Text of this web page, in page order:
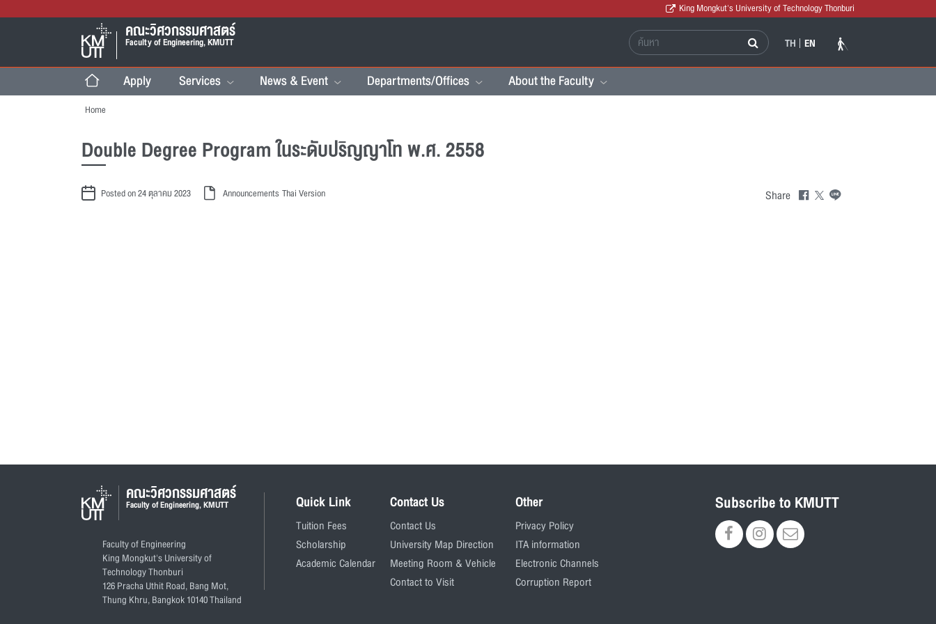
King Mongkut's University of Technology Thonburi
คณะวิศวกรรมศาสตร์
Faculty of Engineering, KMUTT TH EN
Apply Services News & Event Departments/Offices About the Faculty
Home
Double Degree Program ในระดับปริญญาโท พ.ศ. 2558
Posted on 24 ตุลาคม 2023 Announcements Thai Version Share
คณะวิศวกรรมศาสตร์
Faculty of Engineering, KMUTT
Faculty of Engineering
King Mongkut's University of
Technology Thonburi
126 Pracha Uthit Road, Bang Mot,
Thung Khru, Bangkok 10140 Thailand
Quick Link
Tuition Fees
Scholarship
Academic Calendar
Contact Us
Contact Us
University Map Direction
Meeting Room & Vehicle
Contact to Visit
Other
Privacy Policy
ITA information
Electronic Channels
Corruption Report
Subscribe to KMUTT